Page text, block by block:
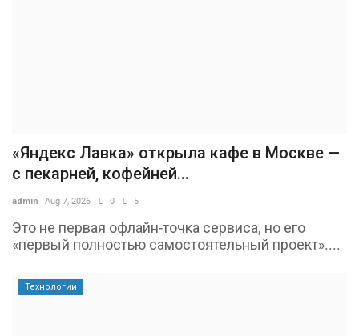
«Яндекс Лавка» открыла кафе в Москве —
с пекарней, кофейней...
admin Aug 7, 2026 0 5
Это не первая офлайн-точка сервиса, но его
«первый полностью самостоятельный проект»....
Технологии